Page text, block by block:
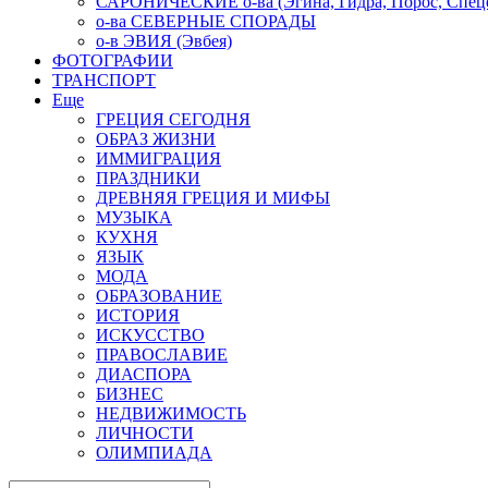
о-ва СЕВЕРНЫЕ СПОРАДЫ
о-в ЭВИЯ (Эвбея)
ФОТОГРАФИИ
ТРАНСПОРТ
Еще
ГРЕЦИЯ СЕГОДНЯ
ОБРАЗ ЖИЗНИ
ИММИГРАЦИЯ
ПРАЗДНИКИ
ДРЕВНЯЯ ГРЕЦИЯ И МИФЫ
МУЗЫКА
КУХНЯ
ЯЗЫК
МОДА
ОБРАЗОВАНИЕ
ИСТОРИЯ
ИСКУССТВО
ПРАВОСЛАВИЕ
ДИАСПОРА
БИЗНЕС
НЕДВИЖИМОСТЬ
ЛИЧНОСТИ
ОЛИМПИАДА